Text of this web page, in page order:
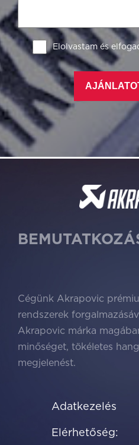
Elolvastam és
Cégünk Akrapovic
rendszerek
Akrapovic márka
minőséget, tökéletes
megjelenést.
kedvenc sportautójuk a
A tökéletes megoldás
Adatkezelés
Elérhetőség: